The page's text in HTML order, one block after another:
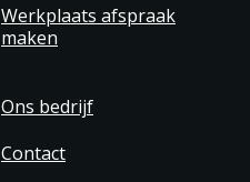
Werkplaats afspraak
maken
Ons bedrijf
Contact